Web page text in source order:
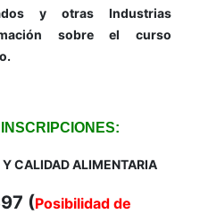
y otras Industrias
sobre el curso
CALIDAD ALIMENTARIA
(Posibilidad de